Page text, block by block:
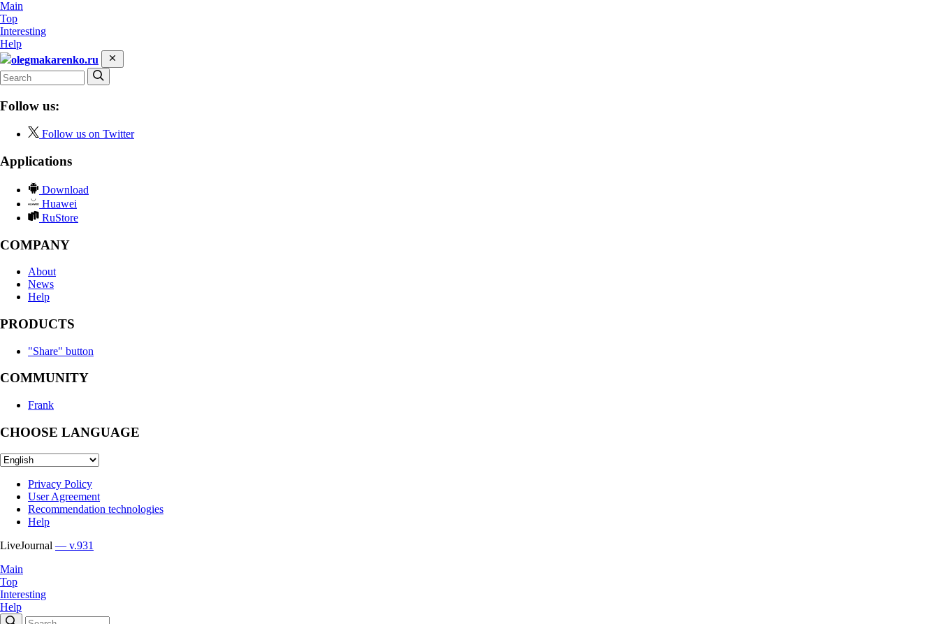
Main
Top
Interesting
Help
olegmakarenko.ru
Follow us:
Follow us on Twitter
Applications
Download
Huawei
RuStore
COMPANY
About
News
Help
PRODUCTS
"Share" button
COMMUNITY
Frank
CHOOSE LANGUAGE
Privacy Policy
User Agreement
Recommendation technologies
Help
LiveJournal — v.931
Main
Top
Interesting
Help